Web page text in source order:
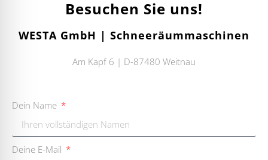
Besuchen Sie uns!
WESTA GmbH | Schneeräummaschinen
Am Kapf 6 | D-87480 Weitnau
Dein Name
Deine E-Mail